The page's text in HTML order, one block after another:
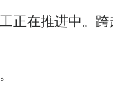
正在推进中。